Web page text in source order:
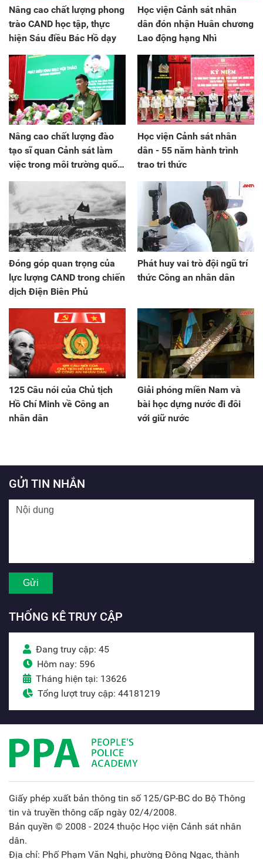
Nâng cao chất lượng phong
trào CAND học tập, thực
hiện Sáu điều Bác Hồ dạy
Học viện Cảnh sát nhân
dân đón nhận Huân chương
Lao động hạng Nhì
Nâng cao chất lượng đào
tạo sĩ quan Cảnh sát làm
việc trong môi trường quốc
tế
Học viện Cảnh sát nhân
dân - 55 năm hành trình
trao tri thức
Đóng góp quan trọng của
lực lượng CAND trong chiến
dịch Điện Biên Phủ
Phát huy vai trò đội ngũ trí
thức Công an nhân dân
125 Câu nói của Chủ tịch
Hồ Chí Minh về Công an
nhân dân
Giải phóng miền Nam và
bài học dựng nước đi đôi
với giữ nước
GỬI TIN NHẮN
THỐNG KÊ TRUY CẬP
Đang truy cập: 45
Hôm nay: 596
Tháng hiện tại: 13626
Tổng lượt truy cập: 44181219
Giấy phép xuất bản thông tin số 125/GP-BC do Bộ Thông
tin và truyền thông cấp ngày 02/4/2008.
Bản quyền © 2008 - 2024 thuộc Học viện Cảnh sát nhân
dân.
Địa chỉ: Phố Phạm Văn Nghị, phường Đông Ngạc, thành